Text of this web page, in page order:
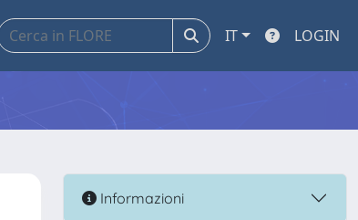
IT LOGIN
Informazioni